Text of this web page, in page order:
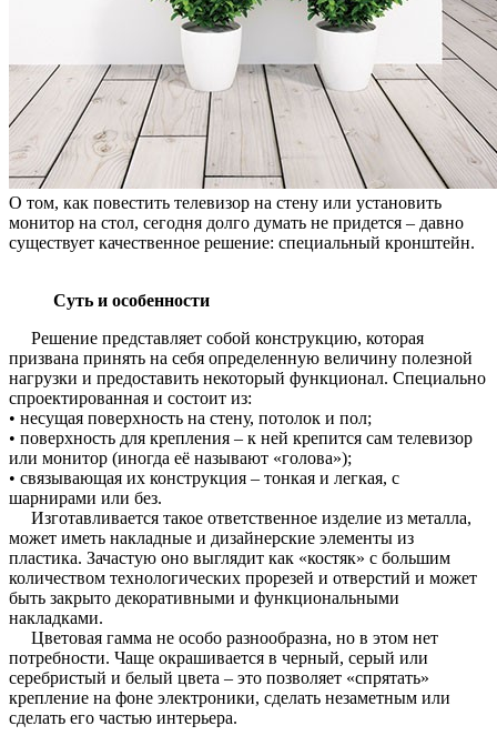
О том, как повестить телевизор на стену или установить
монитор на стол, сегодня долго думать не придется – давно
существует качественное решение: специальный кронштейн.
Суть и особенности
Решение представляет собой конструкцию, которая
призвана принять на себя определенную величину полезной
нагрузки и предоставить некоторый функционал. Специально
спроектированная и состоит из:
• несущая поверхность на стену, потолок и пол;
• поверхность для крепления – к ней крепится сам телевизор
или монитор (иногда её называют «голова»);
• связывающая их конструкция – тонкая и легкая, с
шарнирами или без.
Изготавливается такое ответственное изделие из металла,
может иметь накладные и дизайнерские элементы из
пластика. Зачастую оно выглядит как «костяк» с большим
количеством технологических прорезей и отверстий и может
быть закрыто декоративными и функциональными
накладками.
Цветовая гамма не особо разнообразна, но в этом нет
потребности. Чаще окрашивается в черный, серый или
серебристый и белый цвета – это позволяет «спрятать»
крепление на фоне электроники, сделать незаметным или
сделать его частью интерьера.